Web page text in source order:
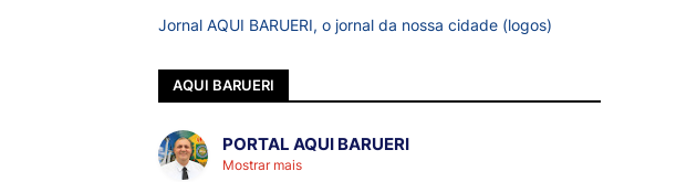
Jornal AQUI BARUERI, o jornal da nossa cidade (logos)
AQUI BARUERI
PORTAL AQUI BARUERI
Mostrar mais